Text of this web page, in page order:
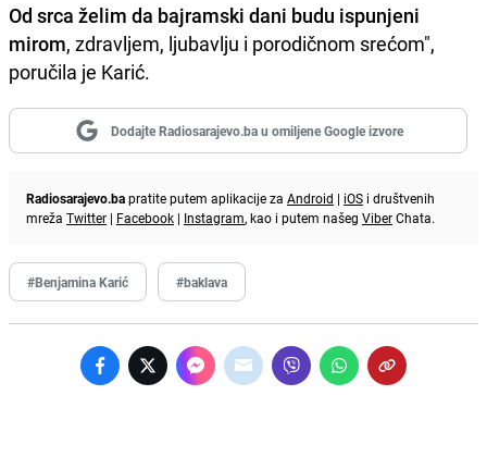
Od srca želim da bajramski dani budu ispunjeni
mirom, zdravljem, ljubavlju i porodičnom srećom",
poručila je Karić.
Dodajte Radiosarajevo.ba u omiljene Google izvore
Radiosarajevo.bapratite putem aplikacije za Android | iOS i društvenih
mreža Twitter | Facebook | Instagram, kao i putem našeg ViberChata.
#Benjamina Karić #baklava